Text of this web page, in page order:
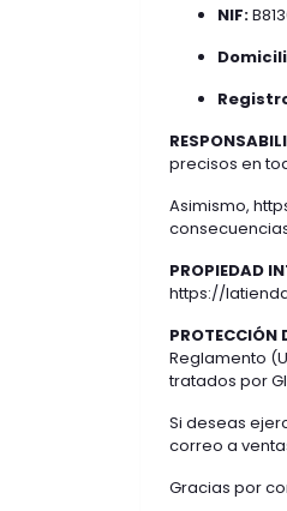
NIF:
precisos en
Asimismo,
PROPIEDAD
https://
PROTECCIÓN
Reglamento
tratados por
Si deseas
correo a
Gracias por